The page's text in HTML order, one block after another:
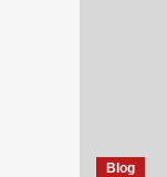
Blog